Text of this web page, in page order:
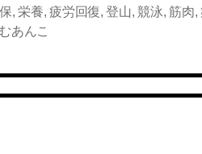
,栄養,疲労回復,登山,競泳,筋肉,
あんこ